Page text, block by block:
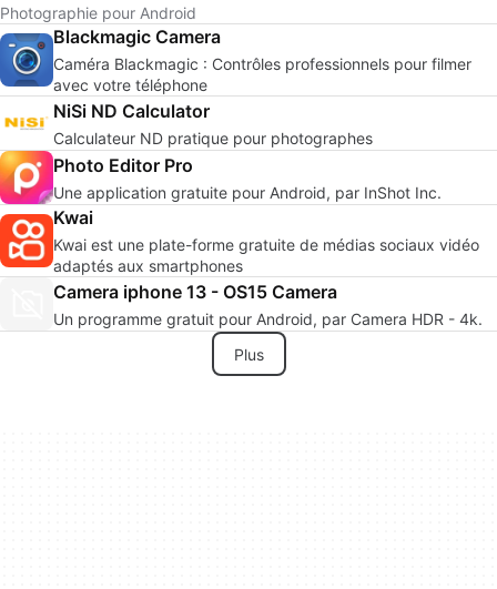
Photographie pour Android
Blackmagic Camera
Caméra Blackmagic : Contrôles professionnels pour filmer
avec votre téléphone
NiSi ND Calculator
Calculateur ND pratique pour photographes
Photo Editor Pro
Une application gratuite pour Android, par InShot Inc.
Kwai
Kwai est une plate-forme gratuite de médias sociaux vidéo
adaptés aux smartphones
Camera iphone 13 - OS15 Camera
Un programme gratuit pour Android, par Camera HDR - 4k.
Plus